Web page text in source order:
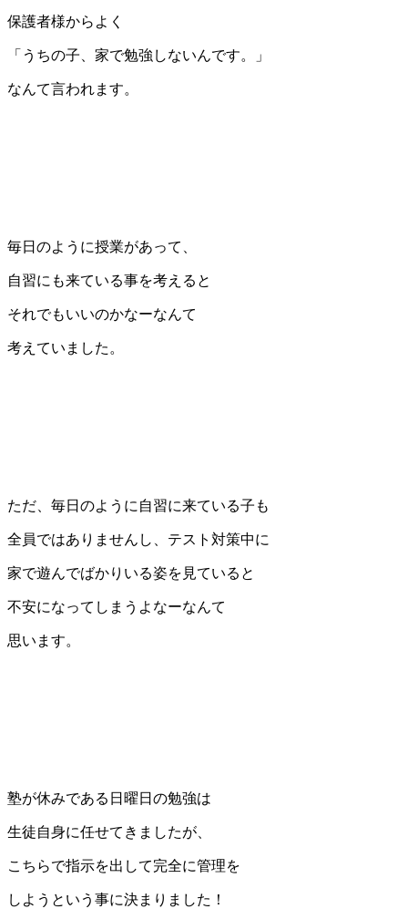
保護者様からよく
「うちの子、家で勉強しないんです。」
なんて言われます。
毎日のように授業があって、
自習にも来ている事を考えると
それでもいいのかなーなんて
考えていました。
ただ、毎日のように自習に来ている子も
全員ではありませんし、テスト対策中に
家で遊んでばかりいる姿を見ていると
不安になってしまうよなーなんて
思います。
塾が休みである日曜日の勉強は
生徒自身に任せてきましたが、
こちらで指示を出して完全に管理を
しようという事に決まりました！